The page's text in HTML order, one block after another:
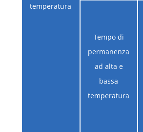
temperatura
Tempo di
permanenza
ad alta e
bassa
temperatura